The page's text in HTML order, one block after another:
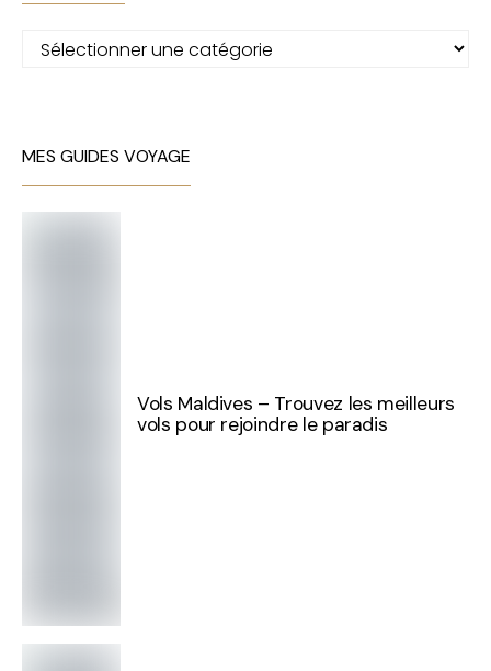
Catégories
MES GUIDES VOYAGE
Vols Maldives – Trouvez les meilleurs
vols pour rejoindre le paradis